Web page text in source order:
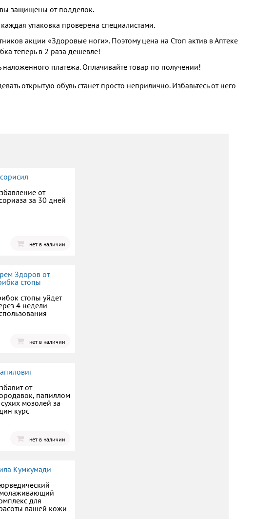
защищены от подделок.
упаковка проверена специалистами.
акции «Здоровые ноги». Поэтому цена на Стоп актив в Аптеке
теперь в 2 раза дешевле!
платежа. Оплачивайте товар по получении!
открытую обувь станет просто неприлично. Избавьтесь от него
от
за 30 дней
нет в наличии
Здоров от
стопы
стопы уйдет
4 недели
нет в наличии
от
папиллом
мозолей за
курс
нет в наличии
Кумкумади
для
вашей кожи